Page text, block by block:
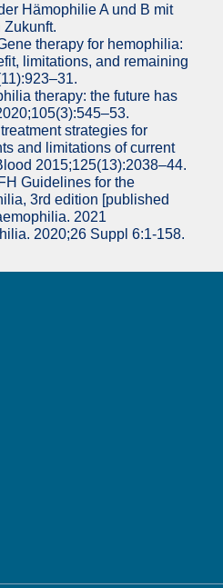
Hämophilie A und B mit
Zukunft.
therapy for hemophilia:
limitations, and remaining
therapy: the future has
strategies for
and limitations of current
2015;125(13):2038–44.
Guidelines for the
3rd edition [published
2021
2020;26 Suppl 6:1-158.